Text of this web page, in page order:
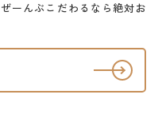
ーんぶこだわるなら絶対お